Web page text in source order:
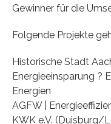
Gewinner für die
Folgende Projekte
Historische Stadt
Energieeinsparung ?
Energien
AGFW |
KWK e.V. (Duisburg/